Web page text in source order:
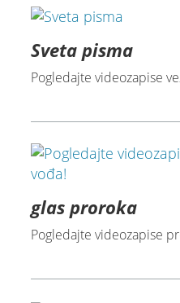
Sveta pisma
Pogledajte videozapise
glas proroka
Pogledajte videozapise